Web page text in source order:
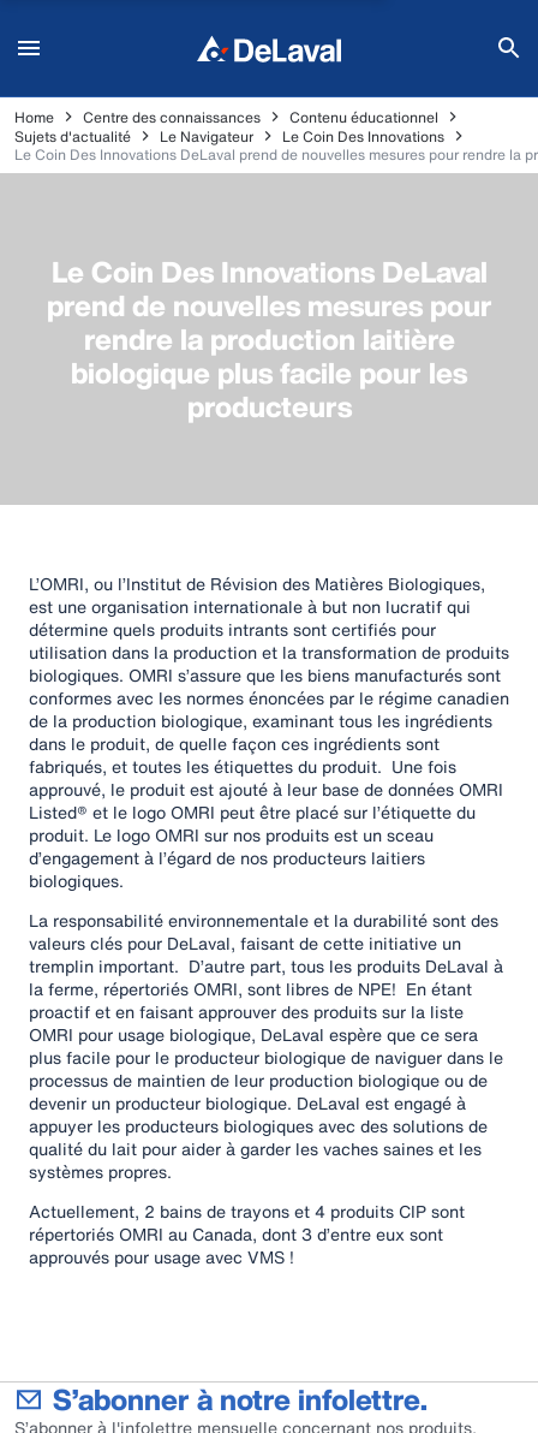
Home Centre des connaissances
Contenu éducationnel
Sujets d'actualité
Le Navigateur
Le Coin Des Innovations
Le Coin Des Innovations DeLaval prend de nouvelles mesures pour rendre
Le Coin Des Innovations DeLaval
prend de nouvelles mesures pour
rendre la production laitière
biologique plus facile pour les
producteurs
L’OMRI, ou l’Institut de Révision des Matières Biologiques,
est une organisation internationale à but non lucratif qui
détermine quels produits intrants sont certifiés pour
utilisation dans la production et la transformation de produits
biologiques. OMRI s’assure que les biens manufacturés sont
conformes avec les normes énoncées par le régime canadien
de la production biologique, examinant tous les ingrédients
dans le produit, de quelle façon ces ingrédients sont
fabriqués, et toutes les étiquettes du produit. Une fois
approuvé, le produit est ajouté à leur base de données OMRI
Listed® et le logo OMRI peut être placé sur l’étiquette du
produit. Le logo OMRI sur nos produits est un sceau
d’engagement à l’égard de nos producteurs laitiers
biologiques.
La responsabilité environnementale et la durabilité sont des
valeurs clés pour DeLaval, faisant de cette initiative un
tremplin important. D’autre part, tous les produits DeLaval à
la ferme, répertoriés OMRI, sont libres de NPE! En étant
proactif et en faisant approuver des produits sur la liste
OMRI pour usage biologique, DeLaval espère que ce sera
plus facile pour le producteur biologique de naviguer dans le
processus de maintien de leur production biologique ou de
devenir un producteur biologique. DeLaval est engagé à
appuyer les producteurs biologiques avec des solutions de
qualité du lait pour aider à garder les vaches saines et les
systèmes propres.
Actuellement, 2 bains de trayons et 4 produits CIP sont
répertoriés OMRI au Canada, dont 3 d’entre eux sont
approuvés pour usage avec VMS !
S’abonner à notre infolettre.
S’abonner à l'infolettre mensuelle concernant nos produits,